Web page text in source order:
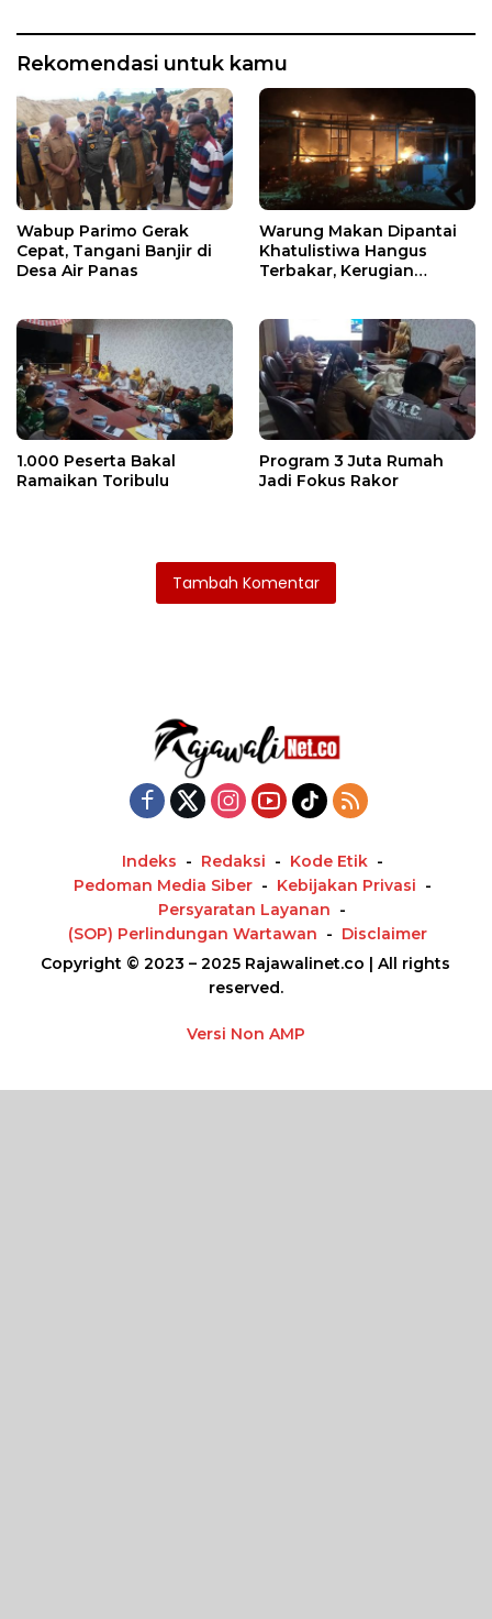
Rekomendasi untuk kamu
Wabup Parimo Gerak
Cepat, Tangani Banjir di
Desa Air Panas
Warung Makan Dipantai
Khatulistiwa Hangus
Terbakar, Kerugian
1.000 Peserta Bakal
Ramaikan Toribulu
Program 3 Juta Rumah
Jadi Fokus Rakor
Tambah Komentar
Indeks Redaksi
Kode Etik
Pedoman Media Siber
Kebijakan Privasi
Persyaratan Layanan
(SOP) Perlindungan Wartawan
Disclaimer
Copyright © 2023 – 2025 Rajawalinet.co | All rights
reserved.
Versi Non AMP